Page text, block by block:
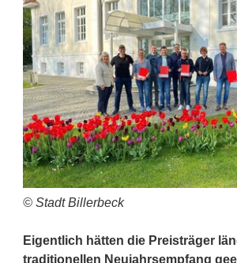
© Stadt Billerbeck
Eigentlich hätten die Preisträger
traditionellen Neujahrsempfang